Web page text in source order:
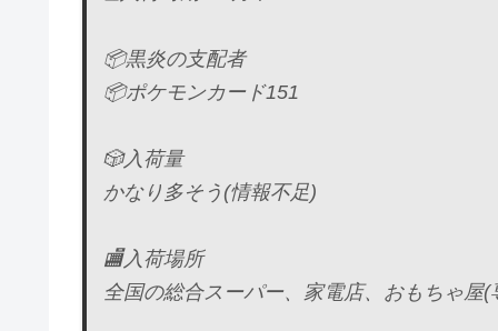
📦黒炎の支配者
📦ポケモンカード151
🎲入荷量
かなり多そう(情報不足)
🏬入荷場所
全国の総合スーパー、家電店、おもちゃ屋